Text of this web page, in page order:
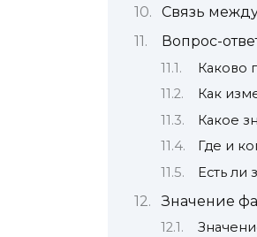
Связь
Вопрос-
Каково
Как
Какое
Где и
Есть ли
Значение